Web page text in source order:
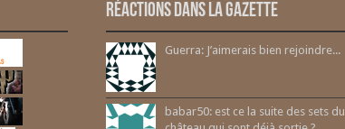
Réactions dans la gazette
Guerra: J’aimerais bien rejoindre...
babar50: est ce la suite des sets du